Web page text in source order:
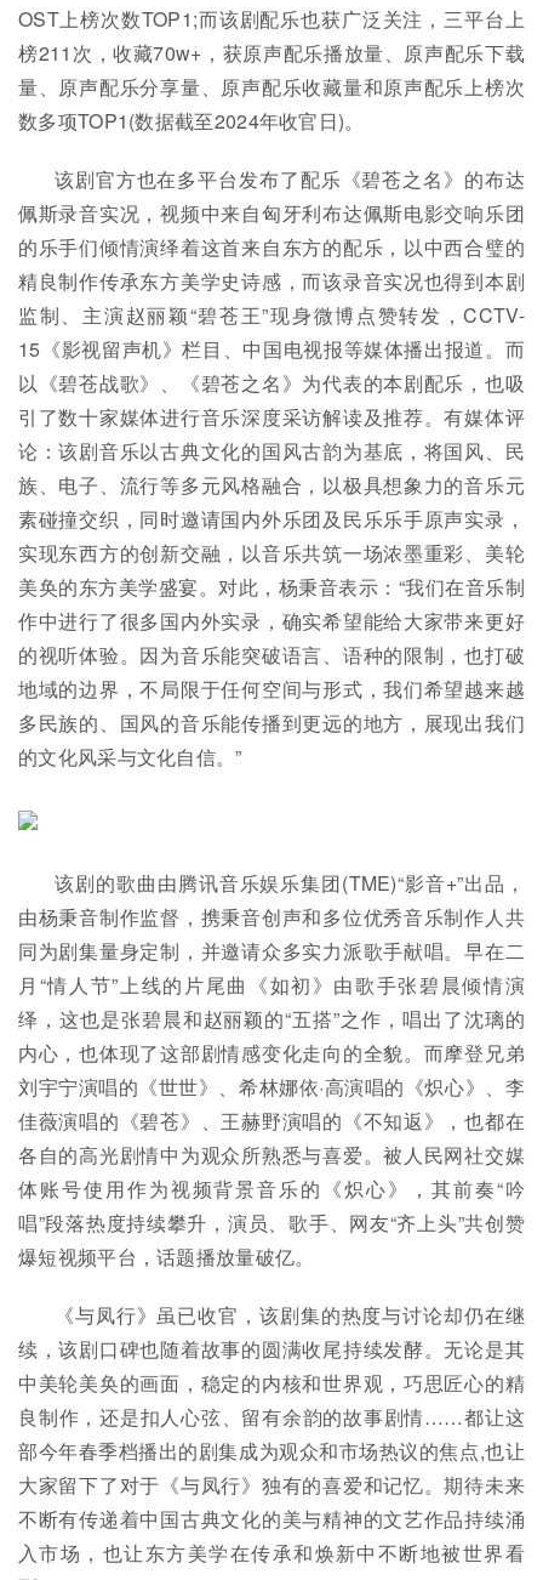
OST上榜次数TOP1;而该剧配乐也获广泛关注，三平台上
榜211次，收藏70w+，获原声配乐播放量、原声配乐下载
量、原声配乐分享量、原声配乐收藏量和原声配乐上榜次
数多项TOP1(数据截至2024年收官日)。
该剧官方也在多平台发布了配乐《碧苍之名》的布达
佩斯录音实况，视频中来自匈牙利布达佩斯电影交响乐团
的乐手们倾情演绎着这首来自东方的配乐，以中西合璧的
精良制作传承东方美学史诗感，而该录音实况也得到本剧
监制、主演赵丽颖“碧苍王”现身微博点赞转发，CCTV-
15《影视留声机》栏目、中国电视报等媒体播出报道。而
以《碧苍战歌》、《碧苍之名》为代表的本剧配乐，也吸
引了数十家媒体进行音乐深度采访解读及推荐。有媒体评
论：该剧音乐以古典文化的国风古韵为基底，将国风、民
族、电子、流行等多元风格融合，以极具想象力的音乐元
素碰撞交织，同时邀请国内外乐团及民乐乐手原声实录，
实现东西方的创新交融，以音乐共筑一场浓墨重彩、美轮
美奂的东方美学盛宴。对此，杨秉音表示：“我们在音乐制
作中进行了很多国内外实录，确实希望能给大家带来更好
的视听体验。因为音乐能突破语言、语种的限制，也打破
地域的边界，不局限于任何空间与形式，我们希望越来越
多民族的、国风的音乐能传播到更远的地方，展现出我们
的文化风采与文化自信。”
该剧的歌曲由腾讯音乐娱乐集团(TME)“影音+”出品，
由杨秉音制作监督，携秉音创声和多位优秀音乐制作人共
同为剧集量身定制，并邀请众多实力派歌手献唱。早在二
月“情人节”上线的片尾曲《如初》由歌手张碧晨倾情演
绎，这也是张碧晨和赵丽颖的“五搭”之作，唱出了沈璃的
内心，也体现了这部剧情感变化走向的全貌。而摩登兄弟
刘宇宁演唱的《世世》、希林娜依·高演唱的《炽心》、李
佳薇演唱的《碧苍》、王赫野演唱的《不知返》，也都在
各自的高光剧情中为观众所熟悉与喜爱。被人民网社交媒
体账号使用作为视频背景音乐的《炽心》，其前奏“吟
唱”段落热度持续攀升，演员、歌手、网友“齐上头”共创赞
爆短视频平台，话题播放量破亿。
《与凤行》虽已收官，该剧集的热度与讨论却仍在继
续，该剧口碑也随着故事的圆满收尾持续发酵。无论是其
中美轮美奂的画面，稳定的内核和世界观，巧思匠心的精
良制作，还是扣人心弦、留有余韵的故事剧情……都让这
部今年春季档播出的剧集成为观众和市场热议的焦点,也让
大家留下了对于《与凤行》独有的喜爱和记忆。期待未来
不断有传递着中国古典文化的美与精神的文艺作品持续涌
入市场，也让东方美学在传承和焕新中不断地被世界看